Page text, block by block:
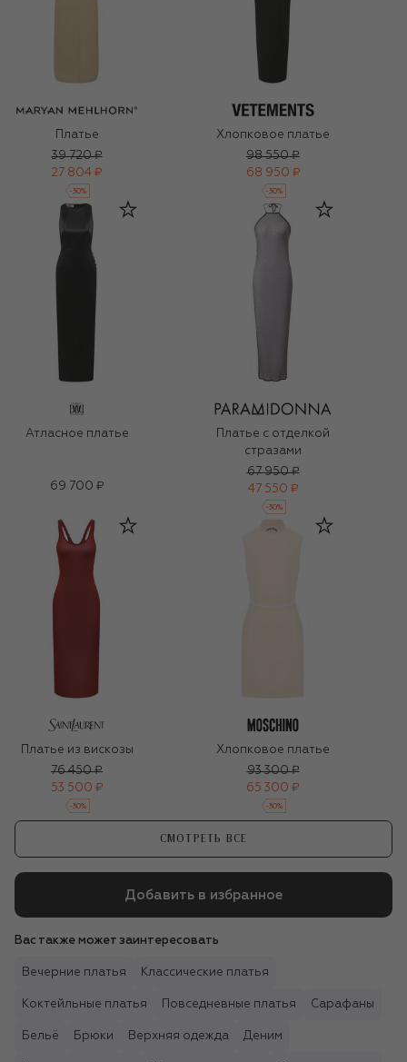
Платье
39 720 ₽
27 804 ₽
-30%
Хлопковое платье
98 550 ₽
68 950 ₽
-30%
Атласное платье
69 700 ₽
Платье с отделкой
стразами
67 950 ₽
47 550 ₽
-30%
Платье из вискозы
76 450 ₽
53 500 ₽
-30%
Хлопковое платье
93 300 ₽
65 300 ₽
-30%
СМОТРЕТЬ ВСЕ
Добавить в избранное
Вас также может заинтересовать
Вечерние платья Классические платья
Коктейльные платья Повседневные платья Сарафаны
Бельё Брюки Верхняя одежда Деним